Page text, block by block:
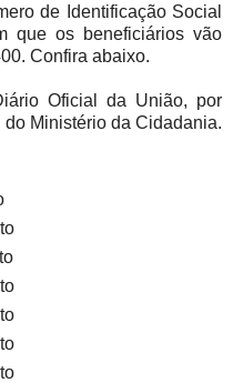
de Identificação Social
que os beneficiários vão
Confira abaixo.
Oficial da União, por
Ministério da Cidadania.